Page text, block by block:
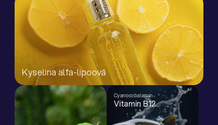
Kyselina alfa-lipoová
Cyanocobalamin
Vitamin B12